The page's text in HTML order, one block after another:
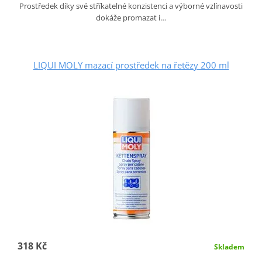
Prostředek díky své stříkatelné konzistenci a výborné vzlínavosti
dokáže promazat i…
LIQUI MOLY mazací prostředek na řetězy 200 ml
318 Kč Skladem